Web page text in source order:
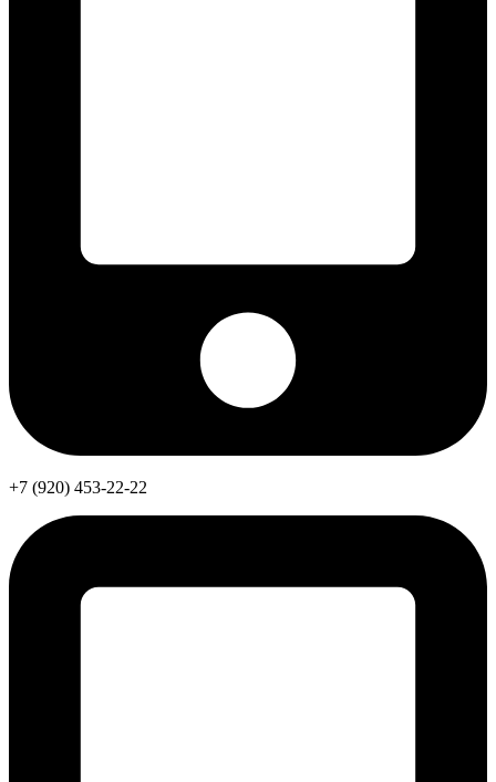
+7 (920) 453-22-22